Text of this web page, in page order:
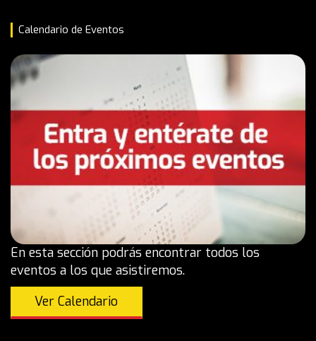
Calendario de Eventos
En esta sección podrás encontrar todos los
eventos a los que asistiremos.
Ver Calendario